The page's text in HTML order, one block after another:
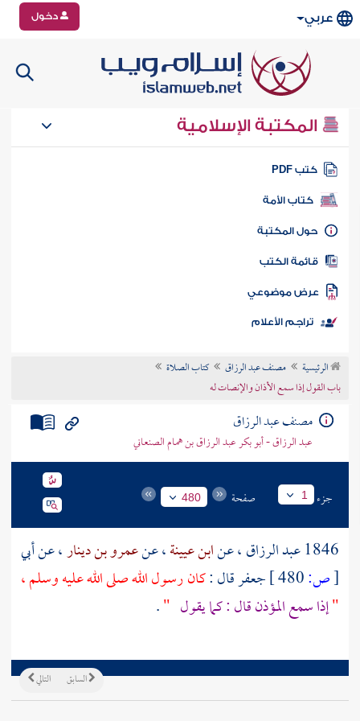
عربي دخول
المكتبة الإسلامية
كتب PDF
كتاب الأمة
المكتبة
الكتب
موضوعي
تراجم الأعلام
الرئيسية مصنف عبد الرزاق
كتاب الصلاة
باب القول إذا سمع الأذان والإنصات له
مصنف عبد الرزاق
عبد الرزاق - أبو بكر عبد الرزاق بن همام الصنعاني
جزء 1 صفحة 480
1846عبد الرزاق، عنابن عيينة، عنعمرو بن دينار، عنأبي
[ص: جعفرقال :كان رسول الله صلى الله عليه وسلم ،
"إذا سمع المؤذن قال : كما يقول "
.
التالي السابق